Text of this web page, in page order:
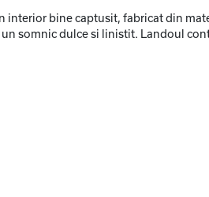
bine captusit, fabricat din
somnic dulce si linistit. Landoul